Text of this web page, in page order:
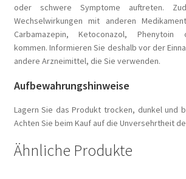
oder schwere Symptome auftreten.
Wechselwirkungen mit anderen
Carbamazepin, Ketoconazol, Phenytoin
kommen. Informieren Sie deshalb vor der
andere Arzneimittel, die Sie verwenden.
Aufbewahrungshinweise
Lagern Sie das Produkt trocken, dunkel und
Achten Sie beim Kauf auf die Unversehrtheit
Ähnliche Produkte